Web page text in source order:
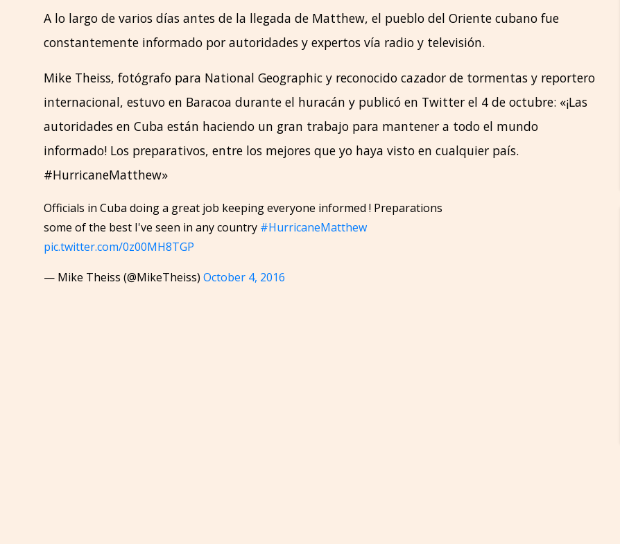
A lo largo de varios días antes de la llegada de Matthew, el pueblo del Oriente cubano fue
constantemente informado por autoridades y expertos vía radio y televisión.
Mike Theiss, fotógrafo para National Geographic y reconocido cazador de tormentas y reportero
internacional, estuvo en Baracoa durante el huracán y publicó en Twitter el 4 de octubre: «¡Las
autoridades en Cuba están haciendo un gran trabajo para mantener a todo el mundo
informado! Los preparativos, entre los mejores que yo haya visto en cualquier país.
#HurricaneMatthew»
Officials in Cuba doing a great job keeping everyone informed ! Preparations
some of the best I've seen in any country #HurricaneMatthew
pic.twitter.com/0z00MH8TGP
— Mike Theiss (@MikeTheiss) October 4, 2016